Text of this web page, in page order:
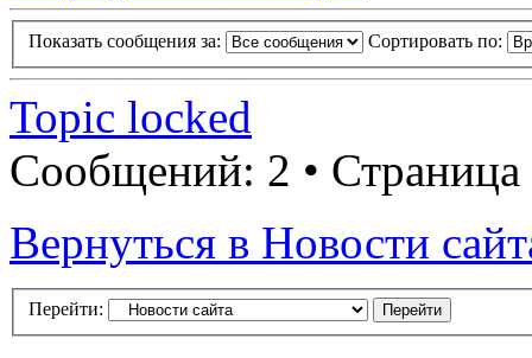
Показать сообщения за: Сортировать по:
Topic locked
Сообщений: 2 • Страница
Вернуться в Новости
Перейти: